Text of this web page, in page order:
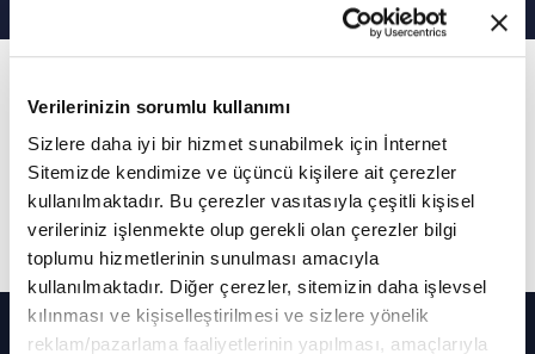
Verilerinizin sorumlu kullanımı
Sizlere daha iyi bir hizmet sunabilmek için İnternet
Sitemizde kendimize ve üçüncü kişilere ait çerezler
kullanılmaktadır. Bu çerezler vasıtasıyla çeşitli kişisel
verileriniz işlenmekte olup gerekli olan çerezler bilgi
toplumu hizmetlerinin sunulması amacıyla
kullanılmaktadır. Diğer çerezler, sitemizin daha işlevsel
kılınması ve kişiselleştirilmesi ve sizlere yönelik
reklam/pazarlama faaliyetlerinin yapılması, amaçlarıyla
İnanç insanı dizginleyen bir şey midir?
Prof. Dr. Ömer Türker'in sunumuyla Anda
Olmak yeni bölümüyle sizlerle...
Daha Fazla Göster
Diğer Bölümler